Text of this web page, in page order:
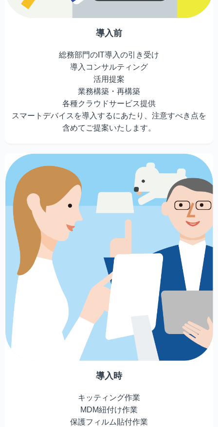
導入前
総務部門のIT導入の引き受け
導入コンサルティング
活用提案
業務構築・再構築
各種クラウドサービス提供
スマートデバイスを導入するにあたり、注意すべき点を
含めてご提案いたします。
導入時
キッティング作業
MDM紐付け作業
保護フィルム貼付作業